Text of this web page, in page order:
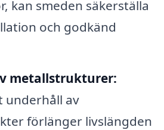
kan smeden säkerställa
och godkänd
metallstrukturer:
underhåll av
förlänger livslängden